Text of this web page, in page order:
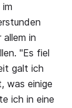
in
"Es fiel
galt ich
was einige
ich in eine